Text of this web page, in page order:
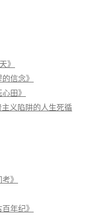
》
信念》
田》
主义陷阱的人生死循
》
年纪》